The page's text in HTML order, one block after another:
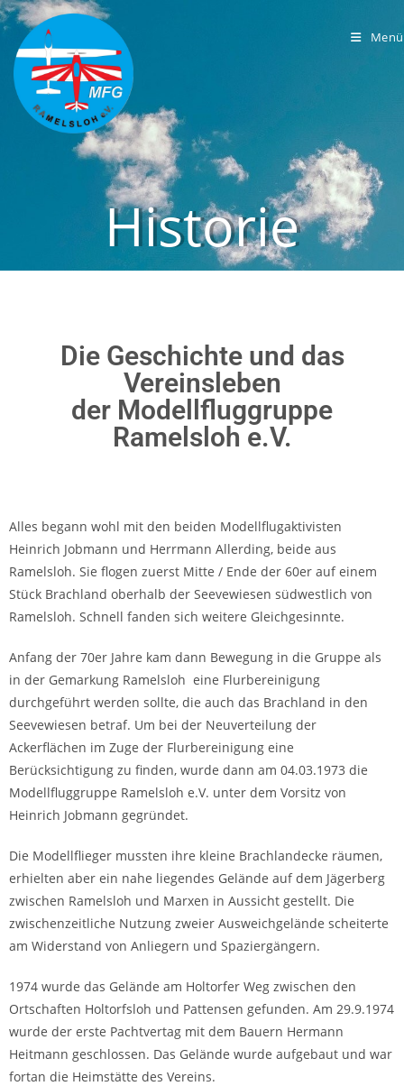
Menü
Historie
Die Geschichte und das
Vereinsleben
der Modellfluggruppe
Ramelsloh e.V.
Alles begann wohl mit den beiden Modellflugaktivisten
Heinrich Jobmann und Herrmann Allerding, beide aus
Ramelsloh. Sie flogen zuerst Mitte / Ende der 60er auf einem
Stück Brachland oberhalb der Seevewiesen südwestlich von
Ramelsloh. Schnell fanden sich weitere Gleichgesinnte.
Anfang der 70er Jahre kam dann Bewegung in die Gruppe als
in der Gemarkung Ramelsloh eine Flurbereinigung
durchgeführt werden sollte, die auch das Brachland in den
Seevewiesen betraf. Um bei der Neuverteilung der
Ackerflächen im Zuge der Flurbereinigung eine
Berücksichtigung zu finden, wurde dann am 04.03.1973 die
Modellfluggruppe Ramelsloh e.V. unter dem Vorsitz von
Heinrich Jobmann gegründet.
Die Modellflieger mussten ihre kleine Brachlandecke räumen,
erhielten aber ein nahe liegendes Gelände auf dem Jägerberg
zwischen Ramelsloh und Marxen in Aussicht gestellt. Die
zwischenzeitliche Nutzung zweier Ausweichgelände scheiterte
am Widerstand von Anliegern und Spaziergängern.
1974 wurde das Gelände am Holtorfer Weg zwischen den
Ortschaften Holtorfsloh und Pattensen gefunden. Am 29.9.1974
wurde der erste Pachtvertag mit dem Bauern Hermann
Heitmann geschlossen. Das Gelände wurde aufgebaut und war
fortan die Heimstätte des Vereins.